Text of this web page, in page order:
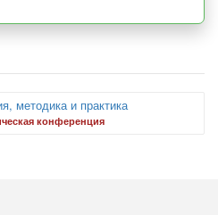
методика и практика
конференция